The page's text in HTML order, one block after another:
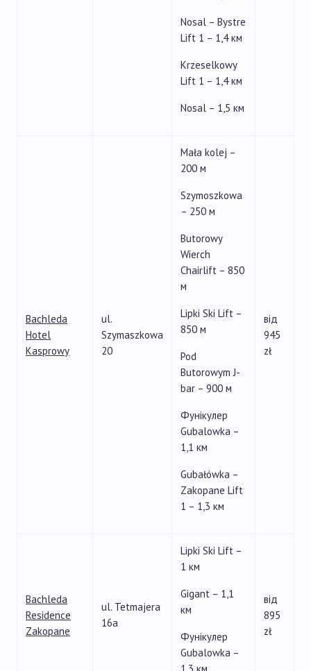
Nosal – Bystre
Lift 1 – 1,4 км
Krzeselkowy
Lift 1 – 1,4 км
Nosal – 1,5 км
Bachleda
Hotel
Kasprowy
ul.
Szymaszkowa
20
Mała kolej –
200 м
Szymoszkowa
– 250 м
Butorowy
Wierch
Chairlift – 850
м
Lipki Ski Lift –
850 м
Pod
Butorowym J-
bar – 900 м
Фунікулер
Gubalowka –
1,1 км
Gubałówka –
Zakopane Lift
1 – 1,3 км
від
945
zł
Bachleda
Residence
Zakopane
ul. Tetmajera
16a
Lipki Ski Lift –
1 км
Gigant – 1,1
км
Фунікулер
Gubalowka –
від
895
zł